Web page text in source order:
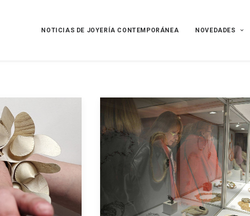
NOTICIAS DE JOYERÍA CONTEMPORÁNEA NOVEDADES